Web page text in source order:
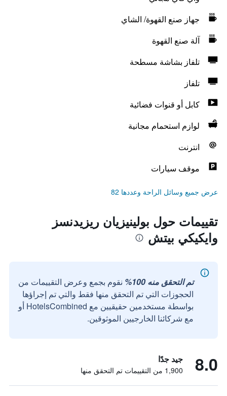
جهاز صنع القهوة/ الشاي
آلة صنع القهوة
تلفاز بشاشة مسطحة
تلفاز
كابل أو قنوات فضائية
لوازم استحمام مجانية
انترنت
موقف سيارات
عرض جميع وسائل الراحة وعددها 82
تقييمات حول بولينيزيان ريزيدنسز
وايكيكي بيتش
تم التحقق منه 100%
نقوم بجمع وعرض التقييمات من
الحجوزات التي تم التحقق منها فقط والتي تم إجراؤها
بواسطة مستخدمين حقيقيين مع HotelsCombined أو
مع شركائنا الخارجيين الموثوقين.
8.0 جيد جدًا
1,900 من التقييمات تم التحقق منها